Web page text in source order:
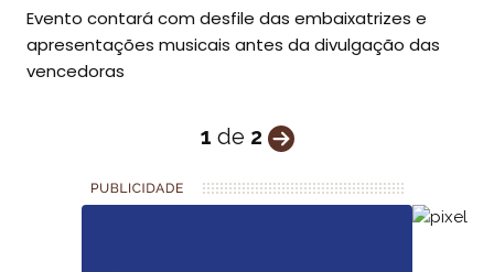
Evento contará com desfile das embaixatrizes e
apresentações musicais antes da divulgação das
vencedoras
1 de 2